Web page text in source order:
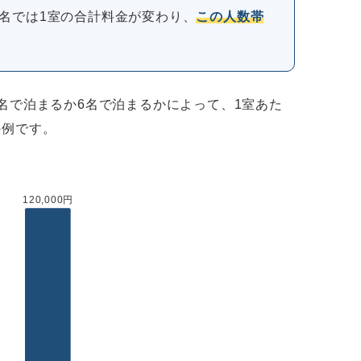
では1室の合計料金が変わり、この人数帯
泊まるか6名で泊まるかによって、1室あた
です。
120,000円